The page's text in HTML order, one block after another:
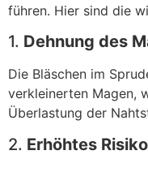
führen. Hier sind die
1. Dehnung des
Die Bläschen im
verkleinerten Magen,
Überlastung der
2. Erhöhtes